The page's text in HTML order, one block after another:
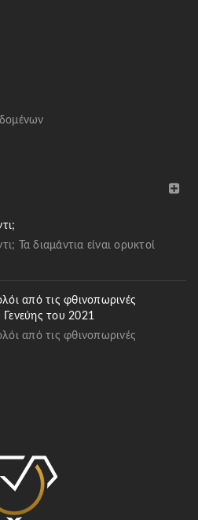
Τα διαμάντια είναι ορυκτοί
από τις φθινοπωρινές
του 2021
από τις φθινοπωρινές